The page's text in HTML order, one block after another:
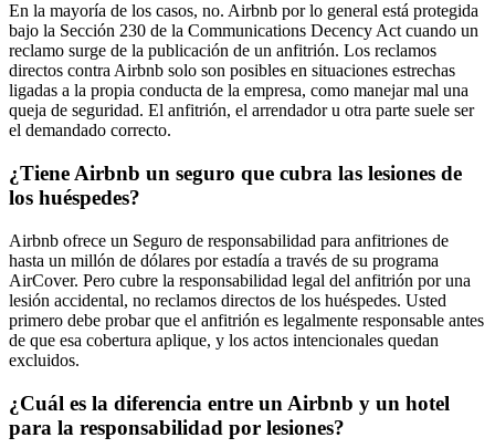
En la mayoría de los casos, no. Airbnb por lo general está protegida
bajo la Sección 230 de la Communications Decency Act cuando un
reclamo surge de la publicación de un anfitrión. Los reclamos
directos contra Airbnb solo son posibles en situaciones estrechas
ligadas a la propia conducta de la empresa, como manejar mal una
queja de seguridad. El anfitrión, el arrendador u otra parte suele ser
el demandado correcto.
¿Tiene Airbnb un seguro que cubra las lesiones de
los huéspedes?
Airbnb ofrece un Seguro de responsabilidad para anfitriones de
hasta un millón de dólares por estadía a través de su programa
AirCover. Pero cubre la responsabilidad legal del anfitrión por una
lesión accidental, no reclamos directos de los huéspedes. Usted
primero debe probar que el anfitrión es legalmente responsable antes
de que esa cobertura aplique, y los actos intencionales quedan
excluidos.
¿Cuál es la diferencia entre un Airbnb y un hotel
para la responsabilidad por lesiones?